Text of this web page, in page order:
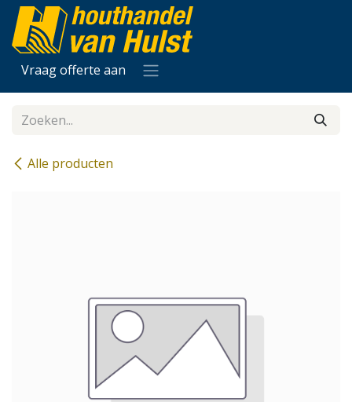
Overslaan naar inhoud
Vraag offerte aan
Alle producten